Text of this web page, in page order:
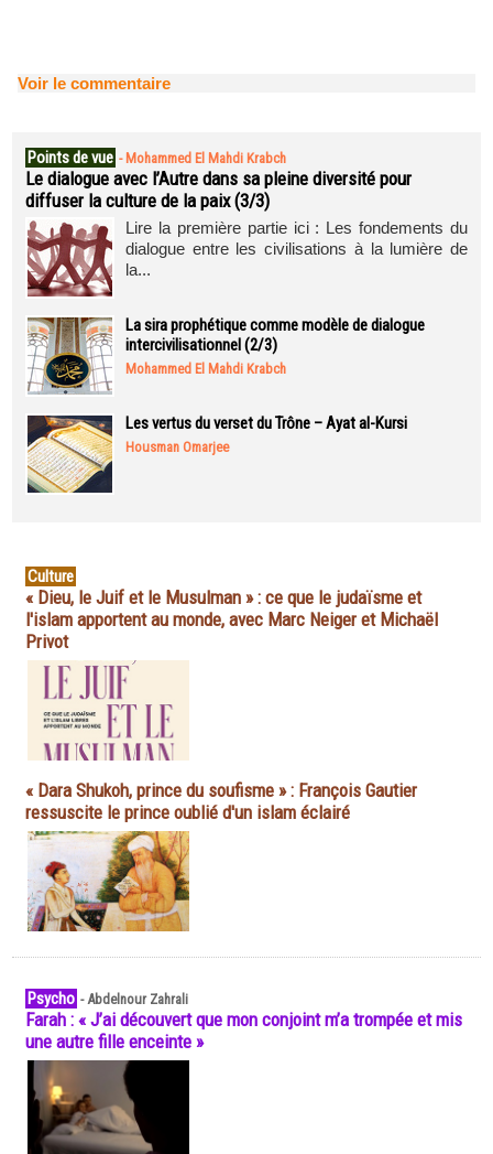
Voir le commentaire
Points de vue - Mohammed El Mahdi Krabch
Le dialogue avec l’Autre dans sa pleine diversité pour
diffuser la culture de la paix (3/3)
Lire la première partie ici : Les fondements du
dialogue entre les civilisations à la lumière de
la...
La sira prophétique comme modèle de dialogue
intercivilisationnel (2/3)
Mohammed El Mahdi Krabch
Les vertus du verset du Trône – Ayat al-Kursi
Housman Omarjee
Culture
« Dieu, le Juif et le Musulman » : ce que le judaïsme et
l'islam apportent au monde, avec Marc Neiger et Michaël
Privot
« Dara Shukoh, prince du soufisme » : François Gautier
ressuscite le prince oublié d'un islam éclairé
Psycho -Abdelnour Zahrali
Farah : « J’ai découvert que mon conjoint m’a trompée et mis
une autre fille enceinte »